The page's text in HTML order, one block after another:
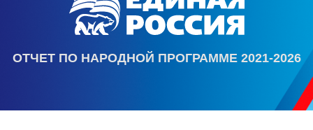
ОТЧЕТ ПО НАРОДНОЙ ПРОГРАММЕ 2021-2026